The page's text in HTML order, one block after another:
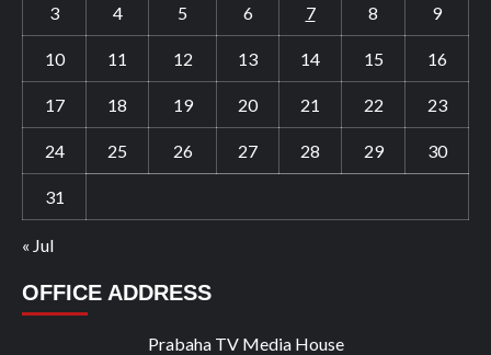
3 4 5 6 7 8 9
10 11 12 13 14 15 16
17 18 19 20 21 22 23
24 25 26 27 28 29 30
31
« Jul
OFFICE ADDRESS
Prabaha TV Media House